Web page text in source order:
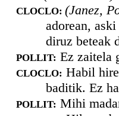
CLOCLO: (Janez,
adorean,
diruz beteak
POLLIT: Ez zaitela
CLOCLO: Habil
baditik. Ez
POLLIT: Mihi